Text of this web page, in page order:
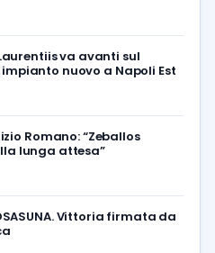
Laurentiis va avanti sul
nuovo a Napoli Est
Romano: “Zeballos
lunga attesa”
Vittoria firmata da